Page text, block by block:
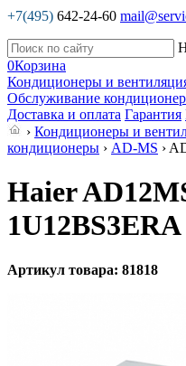
+7(495) 642-24-60
0Корзина
Кондиционеры и
Обслуживание
Доставка и оплата Гарантия
› Кондиционеры и
кондиционеры › AD-MS ›
Haier
1U12BS3ERA
Артикул товара: 81818